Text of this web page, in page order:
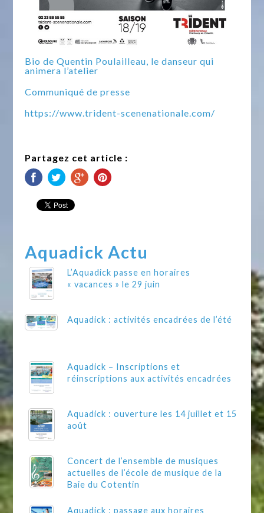
Bio de Quentin Poulailleau, le danseur qui
animera l’atelier
Communiqué de presse
https://www.trident-scenenationale.com/
Partagez cet article :
Aquadick Actu
L’Aquadick passe en horaires
« vacances » le 29 juin
Aquadick : activités encadrées de l’été
Aquadick – Inscriptions et
réinscriptions aux activités encadrées
Aquadick : ouverture les 14 juillet et 15
août
Concert de l’ensemble de musiques
actuelles de l’école de musique de la
Baie du Cotentin
Aquadick : passage aux horaires